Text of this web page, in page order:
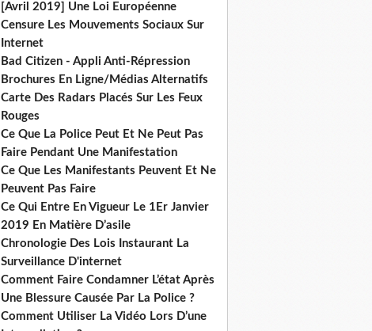
[Avril 2019] Une Loi Européenne
Censure Les Mouvements Sociaux Sur
Internet
Bad Citizen - Appli Anti-Répression
Brochures En Ligne/Médias Alternatifs
Carte Des Radars Placés Sur Les Feux
Rouges
Ce Que La Police Peut Et Ne Peut Pas
Faire Pendant Une Manifestation
Ce Que Les Manifestants Peuvent Et Ne
Peuvent Pas Faire
Ce Qui Entre En Vigueur Le 1Er Janvier
2019 En Matière D’asile
Chronologie Des Lois Instaurant La
Surveillance D'internet
Comment Faire Condamner L’état Après
Une Blessure Causée Par La Police ?
Comment Utiliser La Vidéo Lors D’une